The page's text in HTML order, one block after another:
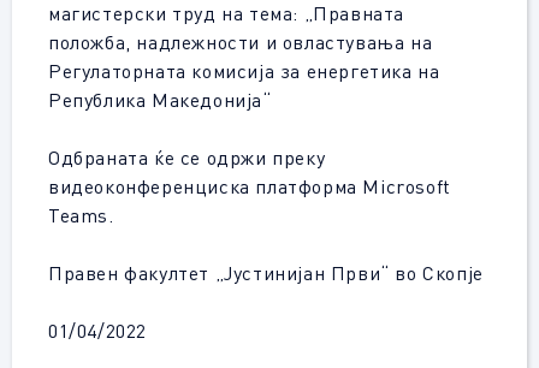
магистерски труд на тема: „Правната
положба, надлежности и овластувања на
Регулаторната комисија за енергетика на
Република Македонија“
Одбраната ќе се одржи преку
видеоконференциска платформа Microsoft
Teams.
Правен факултет „Јустинијан Први“ во Скопје
01/04/2022